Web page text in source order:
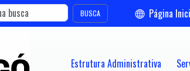
BUSCA Página
Estrutura Administrativa